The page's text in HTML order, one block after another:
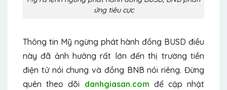
ứng tiêu cực
Thông tin Mỹ ngừng phát hành đồng BUSD điều
này đã ảnh hưởng rất lớn đến thị trường tiền
điện tử nói chung và đồng BNB nói riêng. Đừng
quên theo dõi danhgiasan.com để cập nhật